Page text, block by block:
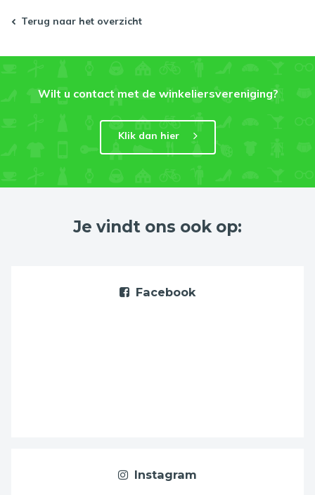
Terug naar het overzicht
Wilt u contact met de winkeliersvereniging?
Klik dan hier
Je vindt ons ook op:
Facebook
Instagram